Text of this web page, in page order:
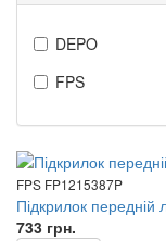
DEPO
FPS
FPS FP1215387P
Підкрилок передній
733 грн.